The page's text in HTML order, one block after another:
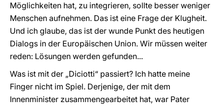
Möglichkeiten hat, zu integrieren, sollte besser weniger
Menschen aufnehmen. Das ist eine Frage der Klugheit.
Und ich glaube, das ist der wunde Punkt des heutigen
Dialogs in der Europäischen Union. Wir müssen weiter
reden: Lösungen werden gefunden...
Was ist mit der „Diciotti“ passiert? Ich hatte meine
Finger nicht im Spiel. Derjenige, der mit dem
Innenminister zusammengearbeitet hat, war Pater